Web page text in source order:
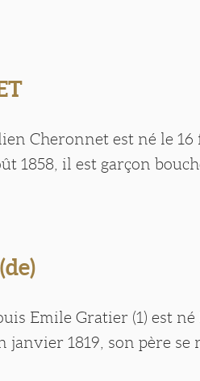
Cheronnet est né le
1858, il est garçon
Emile Gratier (1) est né
janvier 1819, son père